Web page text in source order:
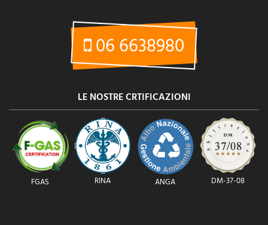
06 6638980
LE NOSTRE CRTIFICAZIONI
FGAS RINA ANGA DM-37-08